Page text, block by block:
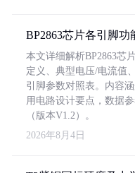
BP2863芯片各引脚功
本文详细解析BP2863芯
定义、典型电压/电流值
引脚参数对照表。内容
用电路设计要点，数据
（版本V1.2）。
2026年8月4日